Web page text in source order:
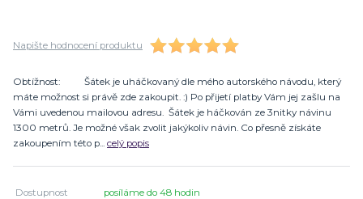
Napište hodnocení produktu
Obtížnost: Šátek je uháčkovaný dle mého autorského návodu, který
máte možnost si právě zde zakoupit. :) Po přijetí platby Vám jej zašlu na
Vámi uvedenou mailovou adresu. Šátek je háčkován ze 3nitky návinu
1300 metrů. Je možné však zvolit jakýkoliv návin. Co přesně získáte
zakoupením této p... celý popis
Dostupnost posíláme do 48 hodin